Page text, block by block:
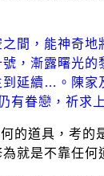
，能神奇
，漸露曙光
延續…。陳
眷戀，祈求
的道具，考
就是不靠任何